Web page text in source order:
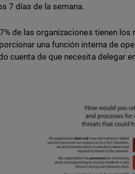
7 días de la semana.
de las organizaciones tienen
una función interna de
cuenta de que necesita delegar